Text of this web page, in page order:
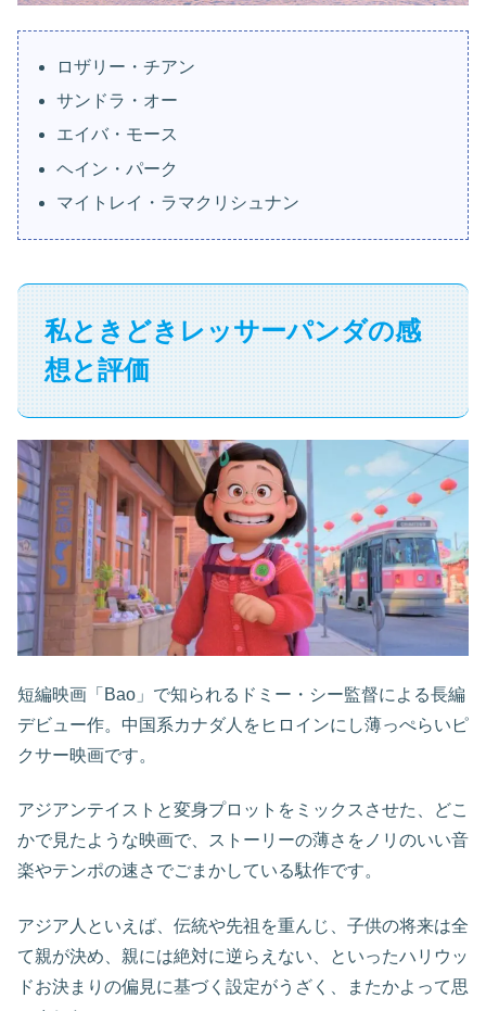
ロザリー・チアン
サンドラ・オー
エイバ・モース
ヘイン・パーク
マイトレイ・ラマクリシュナン
私ときどきレッサーパンダの感
想と評価
短編映画「Bao」で知られるドミー・シー監督による長編
デビュー作。中国系カナダ人をヒロインにし薄っぺらいピ
クサー映画です。
アジアンテイストと変身プロットをミックスさせた、どこ
かで見たような映画で、ストーリーの薄さをノリのいい音
楽やテンポの速さでごまかしている駄作です。
アジア人といえば、伝統や先祖を重んじ、子供の将来は全
て親が決め、親には絶対に逆らえない、といったハリウッ
ドお決まりの偏見に基づく設定がうざく、またかよって思